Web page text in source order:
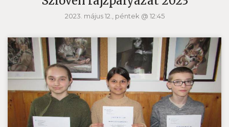
2023. május 12., péntek @ 12:45